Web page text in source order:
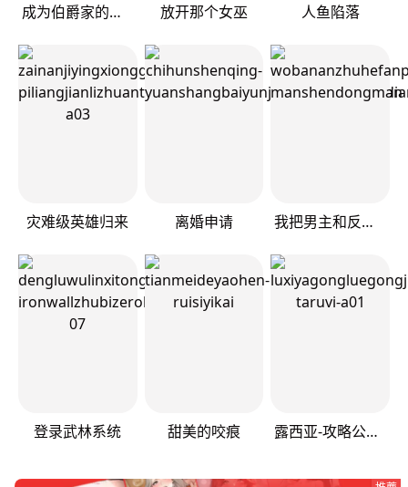
成为伯爵家的废物 放开那个女巫 人鱼陷落
灾难级英雄归来 离婚申请 我把男主和反派都养歪了
登录武林系统 甜美的咬痕 露西亚-攻略公爵计划